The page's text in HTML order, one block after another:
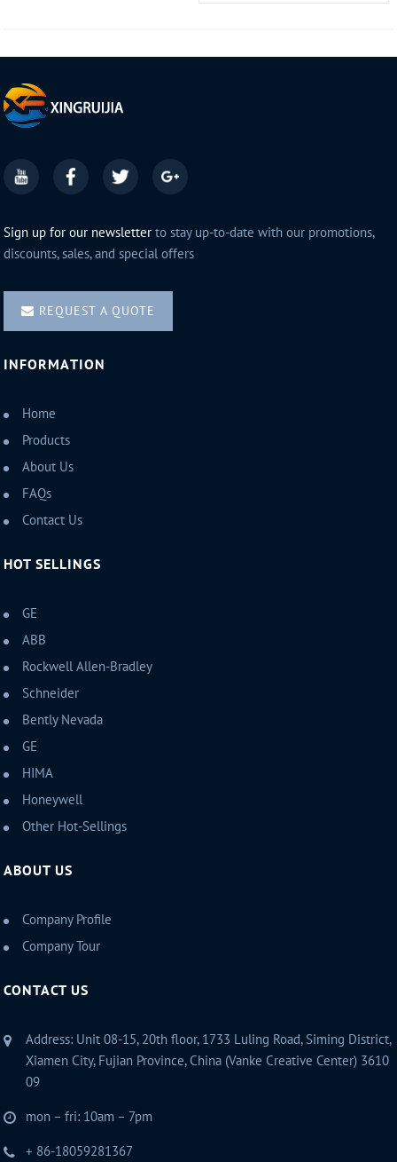
Sign up for our newsletter to stay up-to-date with our promotions,
discounts, sales, and special offers
REQUEST A QUOTE
INFORMATION
Home
Products
About Us
FAQs
Contact Us
HOT SELLINGS
GE
ABB
Rockwell Allen-Bradley
Schneider
Bently Nevada
GE
HIMA
Honeywell
Other Hot-Sellings
ABOUT US
Company Profile
Company Tour
CONTACT US
Address: Unit 08-15, 20th floor, 1733 Luling Road, Siming District,
Xiamen City, Fujian Province, China (Vanke Creative Center) 3610
09
mon – fri: 10am – 7pm
+ 86-18059281367